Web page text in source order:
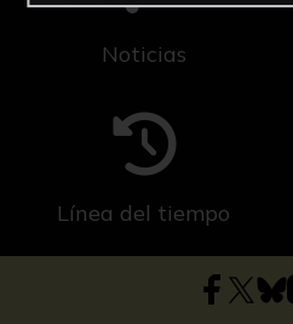
Noticias
Línea del tiempo